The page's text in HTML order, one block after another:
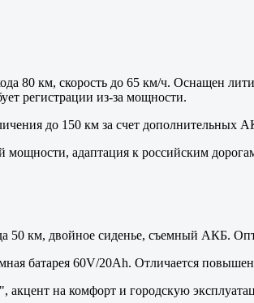
80 км, скорость до 65 км/ч. Оснащен
регистрации из-за мощности.
до 150 км за счет дополнительных
мощности, адаптация к российским
50 км, двойное сиденье, съемный АКБ.
батарея 60V/20Ah. Отличается
акцент на комфорт и городскую